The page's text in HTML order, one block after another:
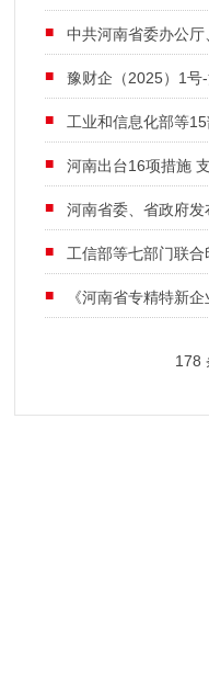
中共河南省委办公
豫财企（2025）1号
工业和信息化部等
河南出台16项措施
河南省委、省政府
工信部等七部门联
《河南省专精特新
178